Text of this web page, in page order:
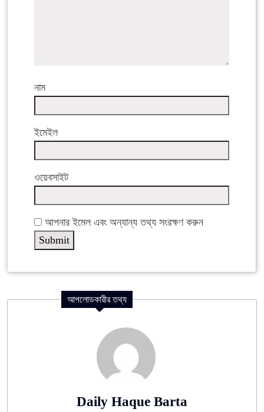
নাম
ইমেইল
ওয়েবসাইট
আপনার ইমেল এবং অন্যান্য তথ্য সংরক্ষণ করুন
আপলোডকারীর তথ্য
Daily Haque Barta